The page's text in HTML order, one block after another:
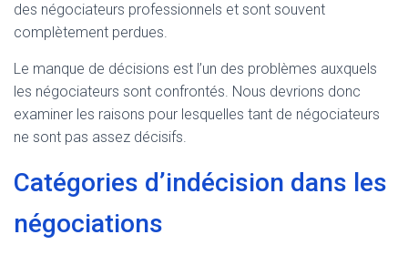
des négociateurs professionnels et sont souvent
complètement perdues.
Le manque de décisions est l’un des problèmes auxquels
les négociateurs sont confrontés. Nous devrions donc
examiner les raisons pour lesquelles tant de négociateurs
ne sont pas assez décisifs.
Catégories d’indécision dans les
négociations